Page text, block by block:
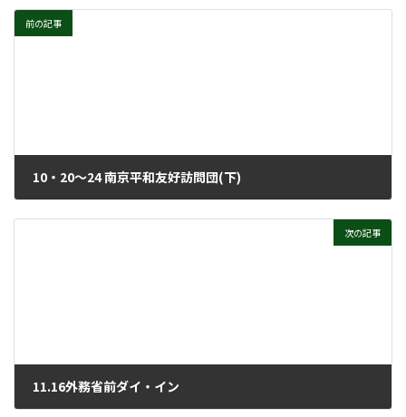
前の記事
10・20～24 南京平和友好訪問団(下)
次の記事
11.16外務省前ダイ・イン